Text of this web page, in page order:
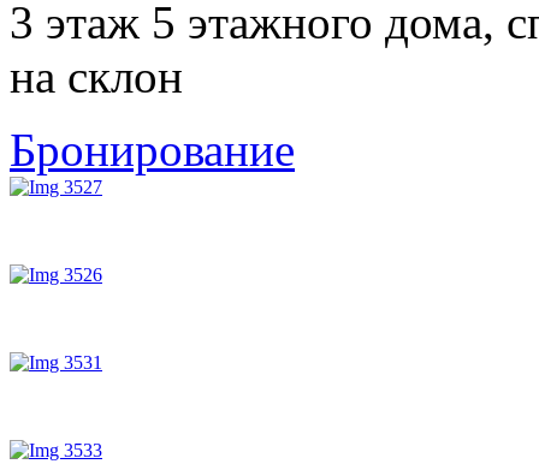
3 этаж 5 этажного дома,
на склон
Бронирование